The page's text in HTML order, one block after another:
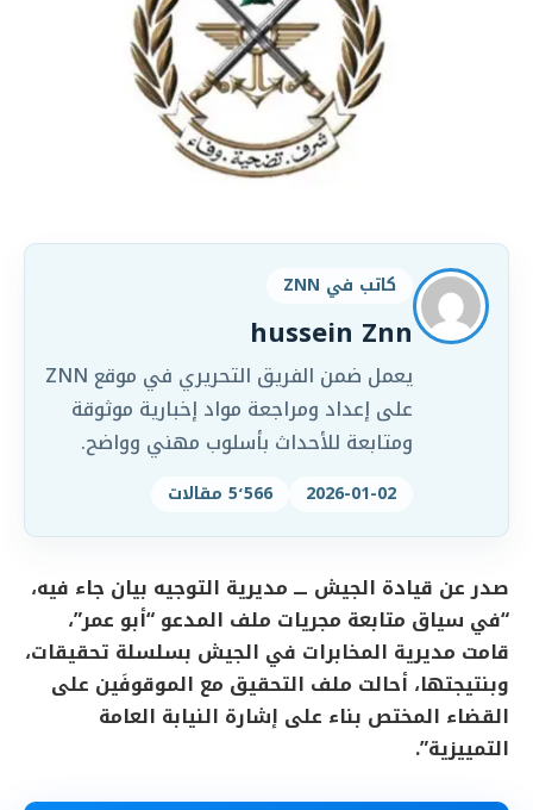
كاتب في ZNN
hussein Znn
يعمل ضمن الفريق التحريري في موقع ZNN
على إعداد ومراجعة مواد إخبارية موثوقة
ومتابعة للأحداث بأسلوب مهني وواضح.
2026-01-02 5٬566 مقالات
صدر عن قيادة الجيش ـــ مديرية التوجيه بيان جاء فيه،
“في سياق متابعة مجريات ملف المدعو “أبو عمر”،
قامت مديرية المخابرات في الجيش بسلسلة تحقيقات،
وبنتيجتها، أحالت ملف التحقيق مع الموقوفَين على
القضاء المختص بناء على إشارة النيابة العامة
التمييزية”.